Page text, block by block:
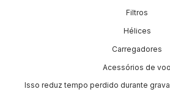
Filtros
Hélices
Carregadores
Acessórios de voo
Isso reduz tempo perdido durante